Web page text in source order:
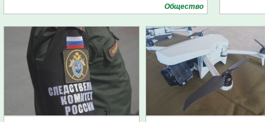
Общество